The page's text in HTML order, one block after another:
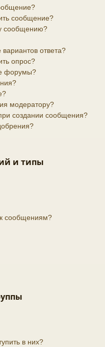
сообщение?
сообщению?
ответа?
опрос?
форумы?
модератору?
создании сообщения?
и типы
сообщениям?
в них?